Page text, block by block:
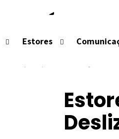
Estores
elegantes disponíveis